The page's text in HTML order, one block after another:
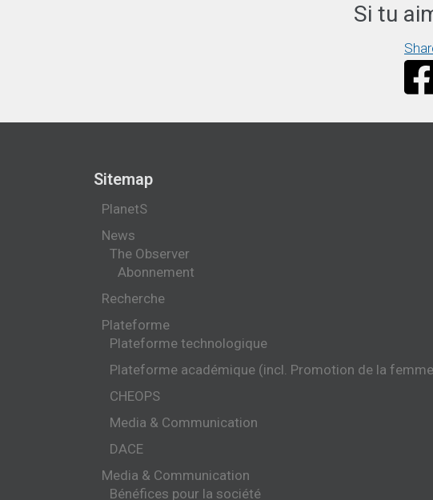
Si tu
Sitemap
PlanetS
News
The Observer
Abonnement
Recherche
Plateforme
Plateforme technologique
Plateforme académique (incl. Promotion de la
CHEOPS
Media & Communication
DACE
Media & Communication
Bénéfices pour la société